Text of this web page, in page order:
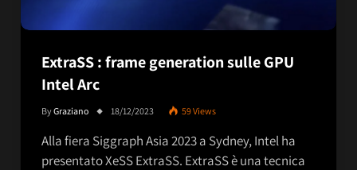
ExtraSS : frame generation sulle GPU
Intel Arc
ByGraziano 18/12/2023 59Views
Alla fiera Siggraph Asia 2023 a Sydney, Intel ha
presentato XeSS ExtraSS. ExtraSS è una tecnica